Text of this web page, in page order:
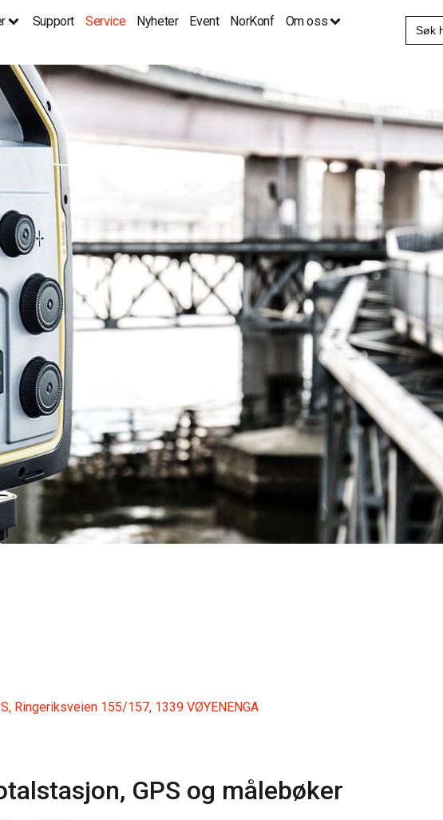
Support Service Nyheter Event NorKonf Om oss
Search
for:
Ringeriksveien 155/157, 1339 VØYENENGA
GPS og målebøker